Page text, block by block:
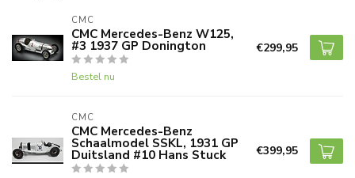
CMC
CMC Mercedes-Benz W125,
#3 1937 GP Donington
Bestel nu
€299,95
CMC
CMC Mercedes-Benz
Schaalmodel SSKL, 1931 GP
Duitsland #10 Hans Stuck €399,95